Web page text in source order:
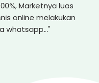
Marketnya luas
online melakukan
whatsapp..."